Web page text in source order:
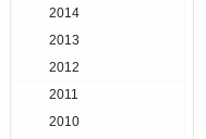
2014
2013
2012
2011
2010